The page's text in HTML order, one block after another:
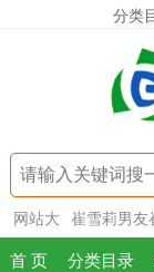
分类
网站大 崔雪莉男友
首 页 分类目录